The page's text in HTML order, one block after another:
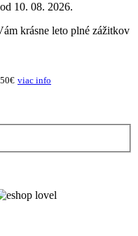
10. 08. 2026.
krásne leto plné zážitkov
viac info